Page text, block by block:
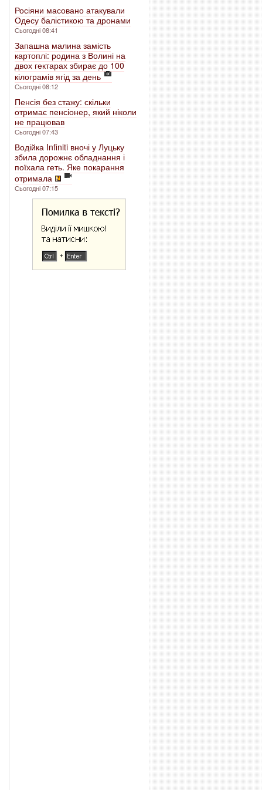
Росіяни масовано атакували
Одесу балістикою та дронами
Сьогодні 08:41
Запашна малина замість
картоплі: родина з Волині на
двох гектарах збирає до 100
кілограмів ягід за день
Сьогодні 08:12
Пенсія без стажу: скільки
отримає пенсіонер, який ніколи
не працював
Сьогодні 07:43
Водійка Infiniti вночі у Луцьку
збила дорожнє обладнання і
поїхала геть. Яке покарання
отримала
Сьогодні 07:15